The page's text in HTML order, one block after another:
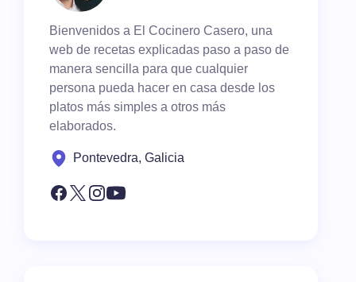
Bienvenidos a El Cocinero Casero, una
web de recetas explicadas paso a paso de
manera sencilla para que cualquier
persona pueda hacer en casa desde los
platos más simples a otros más
elaborados.
Pontevedra, Galicia